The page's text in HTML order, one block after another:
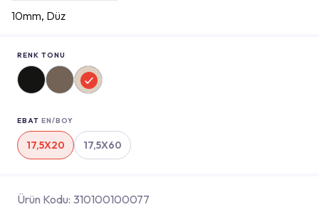
10mm, Düz
RENK TONU
EBAT EN/BOY
17,5X20 17,5X60
Ürün Kodu: 310100100077